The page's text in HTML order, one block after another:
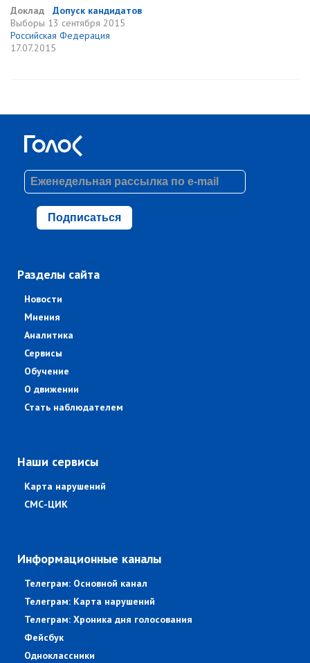
Доклад
Допуск кандидатов
Выборы 13 сентября 2015
Российская Федерация
17.07.2015
Подписаться
Разделы сайта
Новости
Мнения
Аналитика
Сервисы
Обучение
О движении
Стать наблюдателем
Наши сервисы
Карта нарушений
СМС-ЦИК
Информационные каналы
Телеграм: Основной канал
Телеграм: Карта нарушений
Телеграм: Хроника дня голосования
Фейсбук
Одноклассники